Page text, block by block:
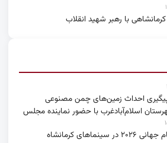
کرمانشاهی با رهبر شهید انقلاب
احداث زمین‌های چمن مصنوعی
اسلام‌آبادغرب با حضور نماینده مجلس
کرمانشاه